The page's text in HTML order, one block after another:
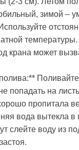
зимой –
крана может
попадать на
пропитала
вода вытекла в
слейте воду из